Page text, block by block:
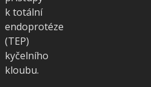
k totální
endoprotéze
(TEP)
kyčelního
kloubu.